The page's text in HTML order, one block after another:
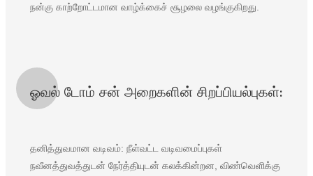
ئۇيغۇرچە
நன்கு காற்றோட்டமான வாழ்க்கைச் சூழலை வழங்குகிறது.
ஓவல் டோம் சன் அறைகளின் சிறப்பியல்புகள்:
தனித்துவமான வடிவம்: நீள்வட்ட வடிவமைப்புகள்
நவீனத்துவத்துடன் நேர்த்தியுடன் கலக்கின்றன, விண்வெளிக்கு